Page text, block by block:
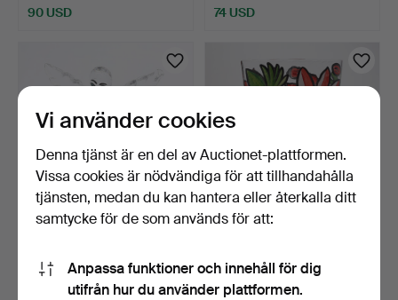
90 USD 74 USD
"HUSGUD", …
2 dagar
KOSTA BO…
3 dagar
2 bud
Vi använder cookies
Denna tjänst är en del av Auctionet-plattformen.
Vissa cookies är nödvändiga för att tillhandahålla
tjänsten, medan du kan hantera eller återkalla ditt
samtycke för de som används för att:
Anpassa funktioner och innehåll för dig
utifrån hur du använder plattformen.